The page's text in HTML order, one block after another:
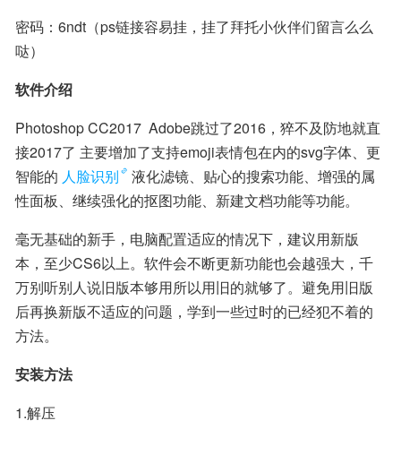
密码：6ndt（ps链接容易挂，挂了拜托小伙伴们留言么么
哒）
软件介绍
Photoshop CC2017  Adobe跳过了2016，猝不及防地就直
接2017了 主要增加了支持emoji表情包在内的svg字体、更
智能的 人脸识别
液化滤镜、贴心的搜索功能、增强的属
性面板、继续强化的抠图功能、新建文档功能等功能。
毫无基础的新手，电脑配置适应的情况下，建议用新版
本，至少CS6以上。软件会不断更新功能也会越强大，千
万别听别人说旧版本够用所以用旧的就够了。避免用旧版
后再换新版不适应的问题，学到一些过时的已经犯不着的
方法。
安装方法
1.解压